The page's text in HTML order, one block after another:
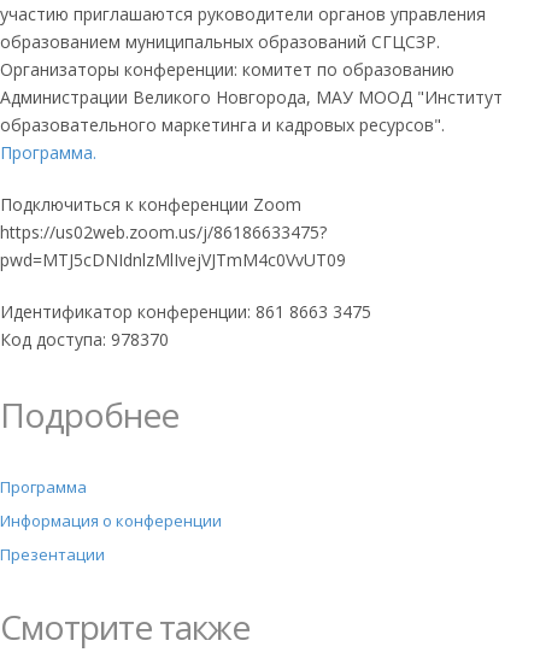
участию приглашаются руководители органов управления
образованием муниципальных образований СГЦСЗР.
Организаторы конференции: комитет по образованию
Администрации Великого Новгорода, МАУ МООД "Институт
образовательного маркетинга и кадровых ресурсов".
Программа.
Подключиться к конференции Zoom
https://us02web.zoom.us/j/86186633475?
pwd=MTJ5cDNIdnlzMlIvejVJTmM4c0VvUT09
Идентификатор конференции: 861 8663 3475
Код доступа: 978370
Подробнее
Программа
Информация о конференции
Презентации
Смотрите также